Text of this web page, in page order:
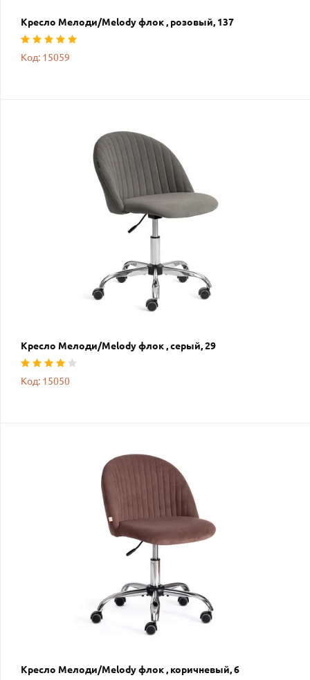
Кресло Мелоди/Melody флок , розовый, 137
Код: 15059
Кресло Мелоди/Melody флок , серый, 29
Код: 15050
Кресло Мелоди/Melody флок , коричневый, 6